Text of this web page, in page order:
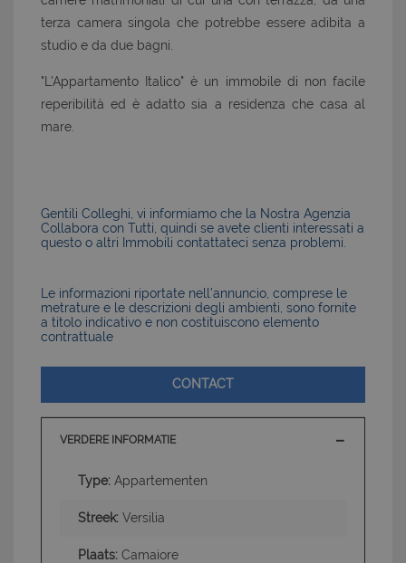
terza camera singola che potrebbe essere adibita a
studio e da due bagni.
"L'Appartamento Italico" è un immobile di non facile
reperibilità ed è adatto sia a residenza che casa al
mare.
Gentili Colleghi, vi informiamo che la Nostra Agenzia
Collabora con Tutti, quindi se avete clienti interessati a
questo o altri Immobili contattateci senza problemi.
Le informazioni riportate nell’annuncio, comprese le
metrature e le descrizioni degli ambienti, sono fornite
a titolo indicativo e non costituiscono elemento
contrattuale
CONTACT
VERDERE INFORMATIE
Type: Appartementen
Streek: Versilia
Plaats: Camaiore